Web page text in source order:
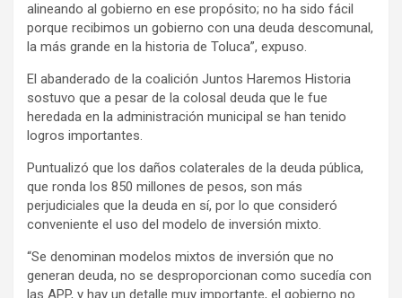
alineando al gobierno en ese propósito; no ha sido fácil
porque recibimos un gobierno con una deuda descomunal,
la más grande en la historia de Toluca”, expuso.
El abanderado de la coalición Juntos Haremos Historia
sostuvo que a pesar de la colosal deuda que le fue
heredada en la administración municipal se han tenido
logros importantes.
Puntualizó que los daños colaterales de la deuda pública,
que ronda los 850 millones de pesos, son más
perjudiciales que la deuda en sí, por lo que consideró
conveniente el uso del modelo de inversión mixto.
“Se denominan modelos mixtos de inversión que no
generan deuda, no se desproporcionan como sucedía con
las APP, y hay un detalle muy importante, el gobierno no